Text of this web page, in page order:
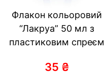
Флакон кольоровий
“Лакруа” 50 мл з
пластиковим спреєм
35 ₴